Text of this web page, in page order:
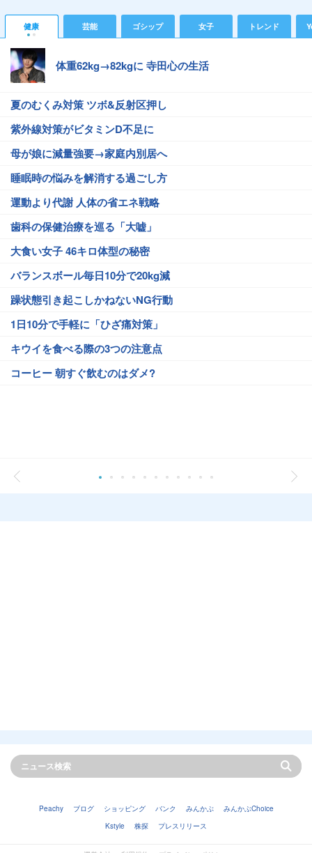
健康 芸能 ゴシップ 女子 トレンド
体重62kg→82kgに 寺田心の生活
夏のむくみ対策 ツボ&反射区押し
紫外線対策がビタミンD不足に
母が娘に減量強要→家庭内別居へ
睡眠時の悩みを解消する過ごし方
運動より代謝 人体の省エネ戦略
歯科の保健治療を巡る「大嘘」
大食い女子 46キロ体型の秘密
バランスボール毎日10分で20kg減
躁状態引き起こしかねないNG行動
1日10分で手軽に「ひざ痛対策」
キウイを食べる際の3つの注意点
コーヒー 朝すぐ飲むのはダメ?
Peachy ブログ ショッピング バンク みんかぶ
みんかぶChoice
Kstyle
株探 プレスリリース